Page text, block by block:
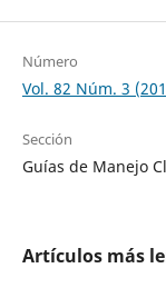
Número
Vol. 82 Núm. 3
Sección
Guías de Manejo
Artículos más